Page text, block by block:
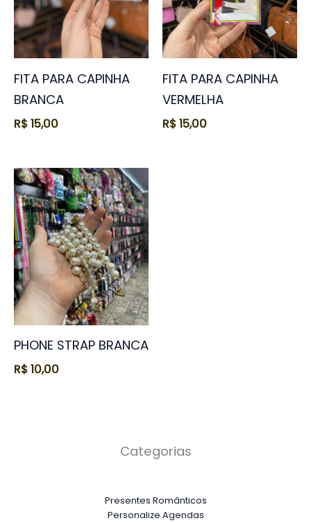
FITA PARA CAPINHA
BRANCA
R$15,00
FITA PARA CAPINHA
VERMELHA
R$15,00
PHONE STRAP BRANCA
R$10,00
Categorias
Presentes Românticos
Personalize Agendas